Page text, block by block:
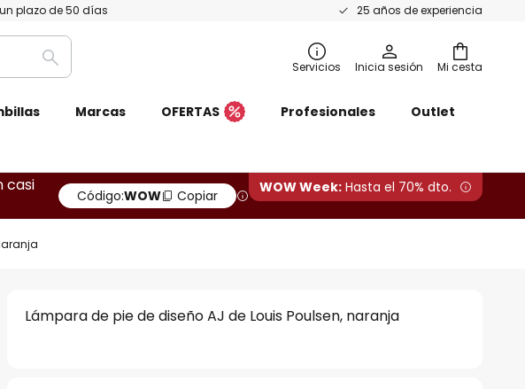
plazo de 50 días 25 años de experiencia
Mi cesta
Buscar Servicios Inicia sesión
Marcas OFERTAS Profesionales Outlet
casi
Código:WOW Copiar WOW Week: Hasta el 70% dto.
Lámpara de pie de diseño AJ de Louis Poulsen, naranja